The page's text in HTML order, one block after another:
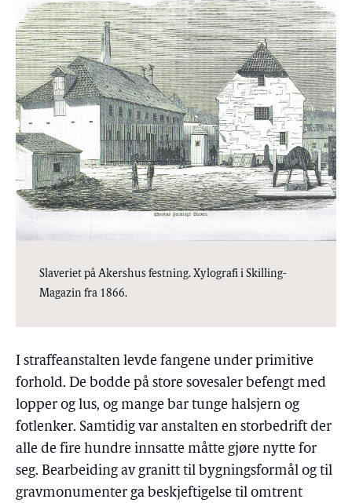
Slaveriet på Akershus festning. Xylografi i Skilling-
Magazin fra 1866.
I straffeanstalten levde fangene under primitive
forhold. De bodde på store sovesaler befengt med
lopper og lus, og mange bar tunge halsjern og
fotlenker. Samtidig var anstalten en storbedrift der
alle de fire hundre innsatte måtte gjøre nytte for
seg. Bearbeiding av granitt til bygningsformål og til
gravmonumenter ga beskjeftigelse til omtrent